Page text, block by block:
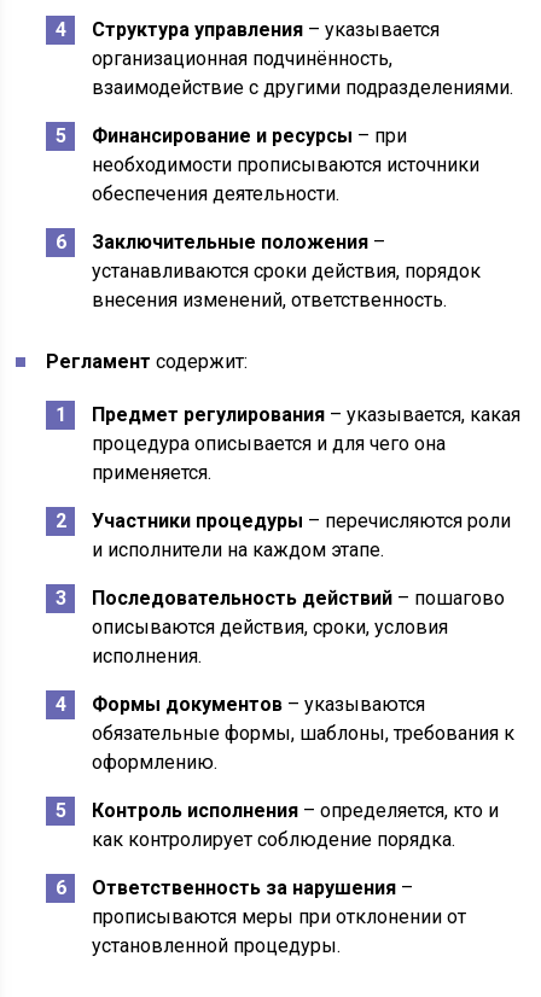
Структура управления – указывается
организационная подчинённость,
взаимодействие с другими подразделениями.
Финансирование и ресурсы – при
необходимости прописываются источники
обеспечения деятельности.
Заключительные положения –
устанавливаются сроки действия, порядок
внесения изменений, ответственность.
Регламент содержит:
Предмет регулирования – указывается, какая
процедура описывается и для чего она
применяется.
Участники процедуры – перечисляются роли
и исполнители на каждом этапе.
Последовательность действий – пошагово
описываются действия, сроки, условия
исполнения.
Формы документов – указываются
обязательные формы, шаблоны, требования к
оформлению.
Контроль исполнения – определяется, кто и
как контролирует соблюдение порядка.
Ответственность за нарушения –
прописываются меры при отклонении от
установленной процедуры.